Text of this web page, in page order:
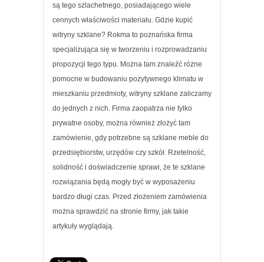
są tego szlachetnego, posiadającego wiele
cennych właściwości materiału. Gdzie kupić
witryny szklane? Rokma to poznańska firma
specjalizująca się w tworzeniu i rozprowadzaniu
propozycji tego typu. Można tam znaleźć różne
pomocne w budowaniu pozytywnego klimatu w
mieszkaniu przedmioty, witryny szklane zaliczamy
do jednych z nich. Firma zaopatrza nie tylko
prywatne osoby, można również złożyć tam
zamówienie, gdy potrzebne są szklane meble do
przedsiębiorstw, urzędów czy szkół. Rzetelność,
solidność i doświadczenie sprawi, że te szklane
rozwiązania będą mogły być w wyposażeniu
bardzo długi czas. Przed złożeniem zamówienia
można sprawdzić na stronie firmy, jak takie
artykuły wyglądają.